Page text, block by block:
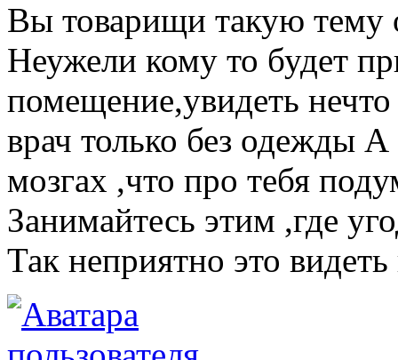
Вы товарищи такую тему
Неужели кому то будет
помещение,увидеть
врач только без одежды
мозгах ,что про тебя
Занимайтесь этим ,где
Так неприятно это видеть